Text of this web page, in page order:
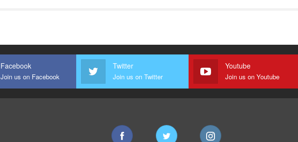
Facebook
Join us on Facebook
Twitter
Join us on Twitter
Youtube
Join us on Youtube